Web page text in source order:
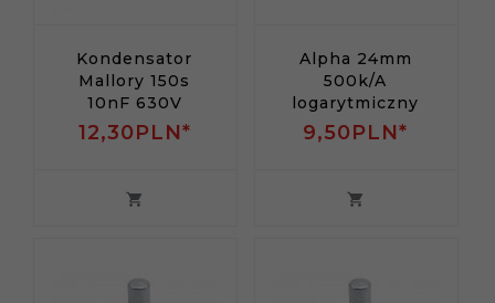
Kondensator
Mallory 150s
10nF 630V
12,30PLN*
Alpha 24mm
500k/A
logarytmiczny
9,50PLN*